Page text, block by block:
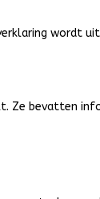
wordt
Ze bevatten